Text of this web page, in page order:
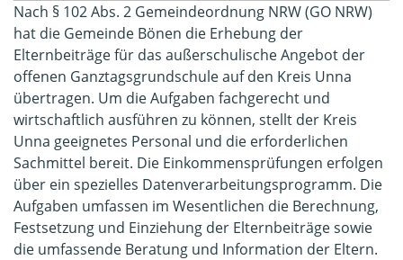
Nach § 102 Abs. 2 Gemeindeordnung NRW (GO NRW)
hat die Gemeinde Bönen die Erhebung der
Elternbeiträge für das außerschulische Angebot der
offenen Ganztagsgrundschule auf den Kreis Unna
übertragen. Um die Aufgaben fachgerecht und
wirtschaftlich ausführen zu können, stellt der Kreis
Unna geeignetes Personal und die erforderlichen
Sachmittel bereit. Die Einkommensprüfungen erfolgen
über ein spezielles Datenverarbeitungsprogramm. Die
Aufgaben umfassen im Wesentlichen die Berechnung,
Festsetzung und Einziehung der Elternbeiträge sowie
die umfassende Beratung und Information der Eltern.